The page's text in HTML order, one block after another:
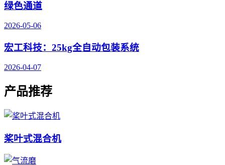
绿色通道
2026-05-06
宏工科技：25kg全自动包装系统
2026-04-07
产品推荐
桨叶式混合机